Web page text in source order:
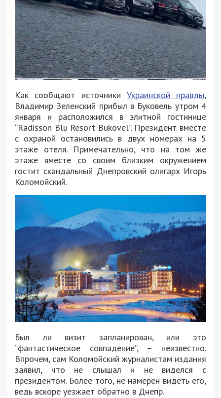
Как сообщают источники Украинской правды,
Владимир Зеленский прибыл в Буковель утром 4
января и расположился в элитной гостинице
“Radisson Blu Resort Bukovel”. Президент вместе
с охраной остановились в двух номерах на 5
этаже отеля. Примечательно, что на том же
этаже вместе со своим близким окружением
гостит скандальный Днепровский олигарх Игорь
Коломойский.
Был ли визит запланирован, или это
“фантастическое совпадение”, – неизвестно.
Впрочем, сам Коломойский журналистам издания
заявил, что не слышал и не виделся с
президентом. Более того, не намерен видеть его,
ведь вскоре уезжает обратно в Днепр.